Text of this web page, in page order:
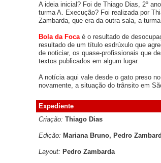
A ideia inicial? Foi de Thiago Dias, 2º
turma A. Execução? Foi realizada por
Zambarda, que era da outra sala, a
Bola da Focaé o resultado de
resultado de um título esdrúxulo que
de noticiar, os quase-profissionais que
textos publicados em algum lugar.
A notícia aqui vale desde o gato preso
novamente, a situação do trânsito em
Expediente
Criação: Thiago Dias
Edição: Mariana Bruno, Pedro
Layout: Pedro Zambarda